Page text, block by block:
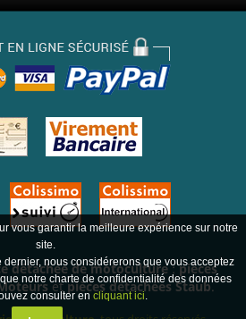
vous garantir la meilleure expérience sur notre
site.
nous considérerons que vous acceptez
notre charte de confidentialité des données
consulter en cliquant ici.
détachée de motoculture:pièces
etpièces détachées Staub.